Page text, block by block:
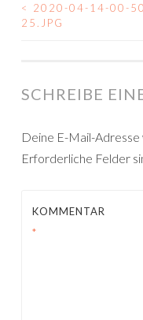
<
2020-04-14-00-
25.JPG
SCHREIBE
Deine E-Mail-
Erforderliche Felder
KOMMENTAR
*